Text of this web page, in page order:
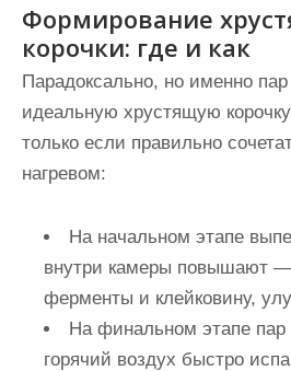
Формирование
корочки: где и как
Парадоксально, но именно пар
идеальную хрустящую
только если правильно
нагревом:
На начальном этапе
внутри камеры повышают —
ферменты и клейковину,
На финальном этапе пар
горячий воздух быстро